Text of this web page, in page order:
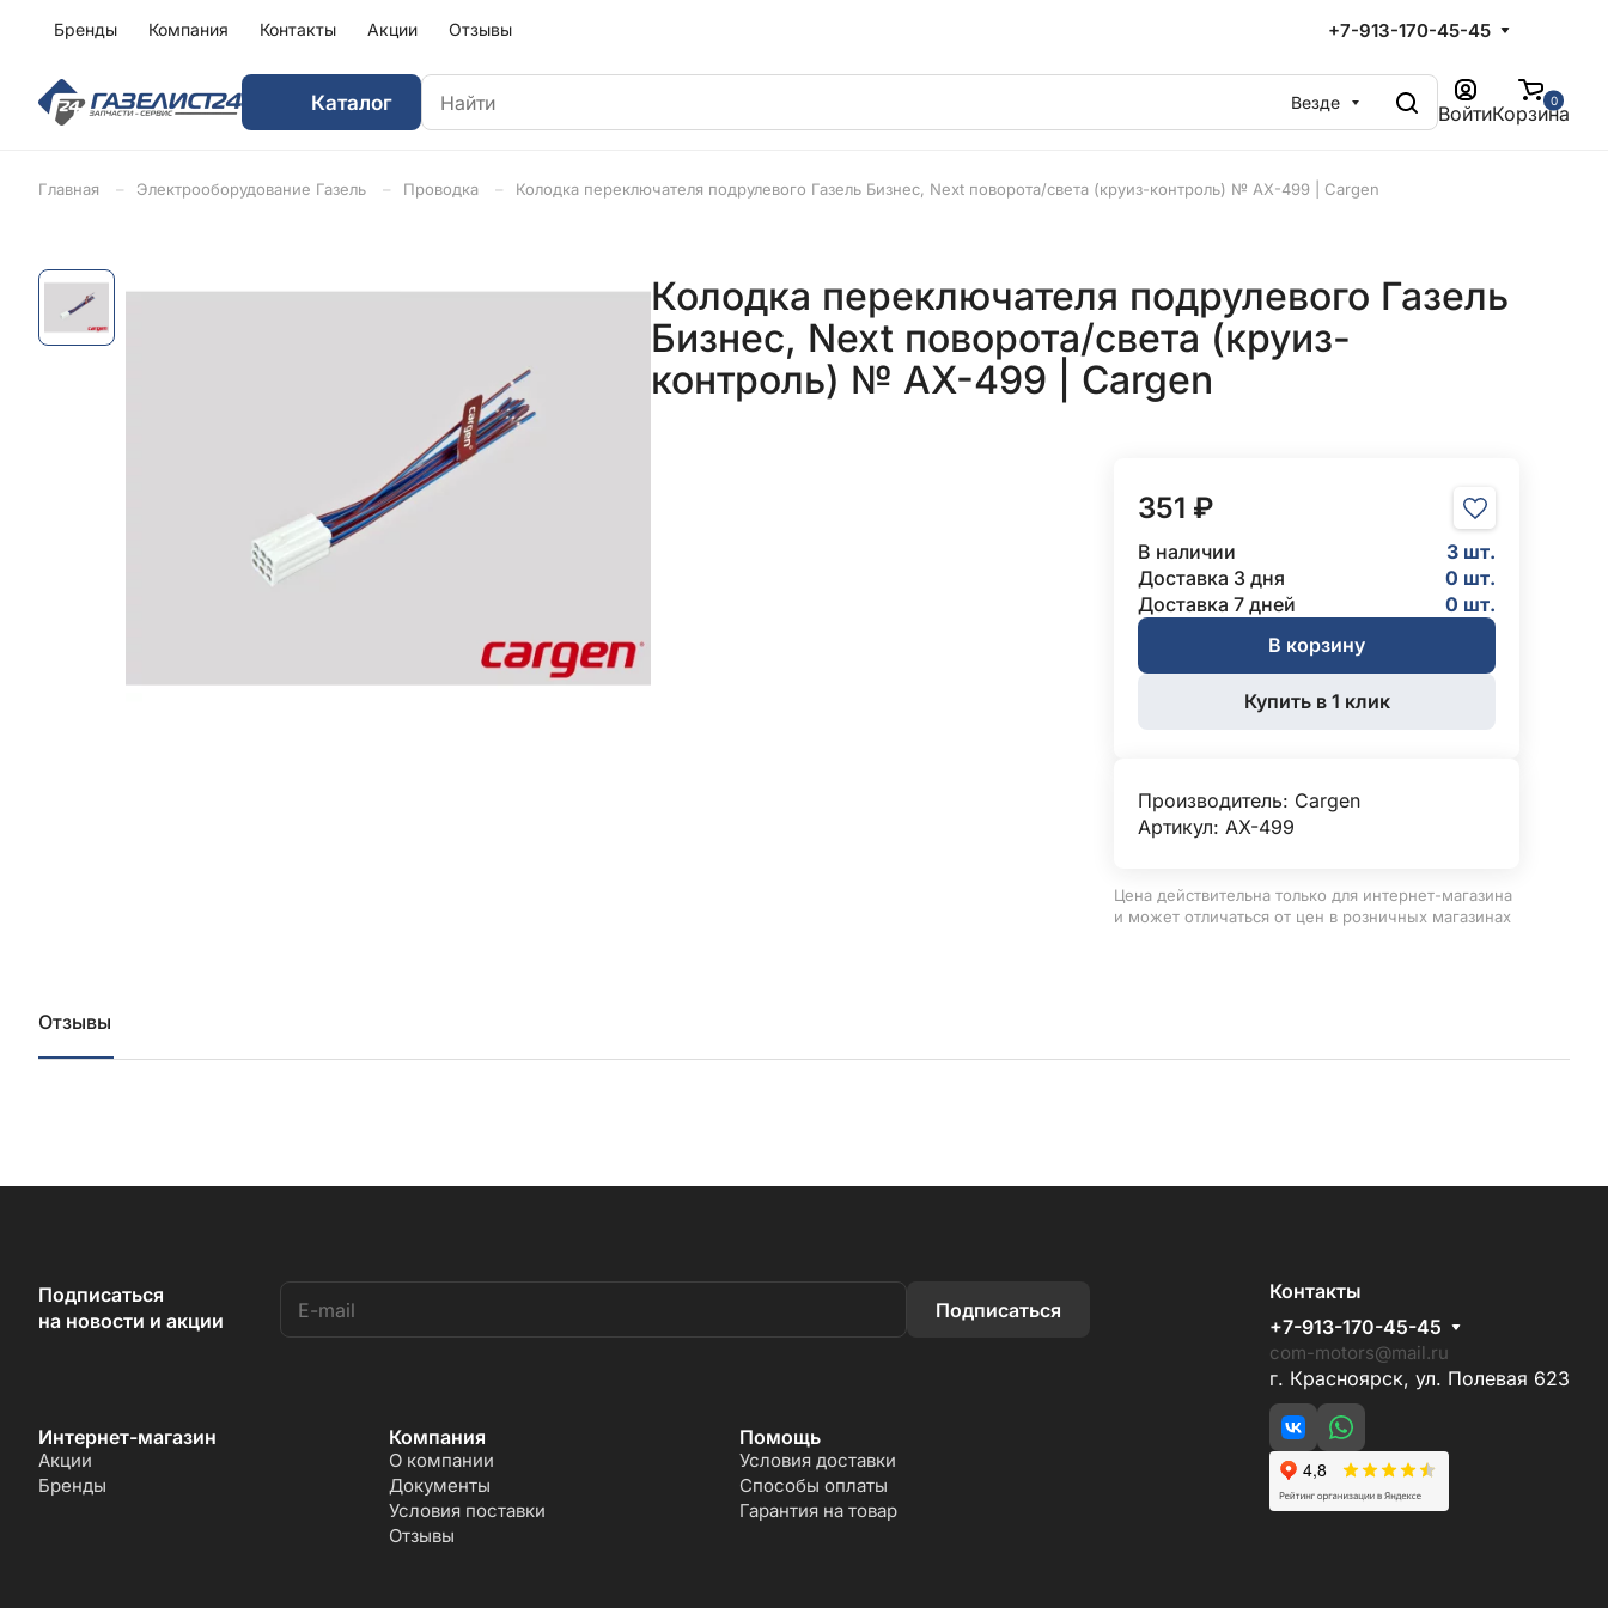
Бренды Компания Контакты Акции Отзывы +7-913-170-45-45
Каталог Везде Войти
0
Корзина
Главная Электрооборудование Газель Проводка Колодка переключателя подрулевого Газель Бизнес, Next поворота/света (круиз-контроль) № AX-499 | Cargen
Колодка переключателя подрулевого Газель
Бизнес, Next поворота/света (круиз-
контроль) № AX-499 | Cargen
351 ₽
В наличии
3 шт.
Доставка 3 дня
0 шт.
Доставка 7 дней
0 шт.
В корзину
Купить в 1 клик
Производитель: Cargen
Артикул: AX-499
Цена действительна только для интернет-магазина
и может отличаться от цен в розничных магазинах
Отзывы
Подписаться
на новости и акции
Подписаться
Интернет-магазин
Акции
Бренды
Компания
О компании
Документы
Условия поставки
Отзывы
Помощь
Условия доставки
Способы оплаты
Гарантия на товар
Контакты
+7-913-170-45-45
com-motors@mail.ru
г. Красноярск, ул. Полевая 623